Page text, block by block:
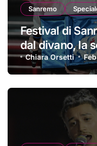
Sanremo
Festival di
dal divano, la
Chiara Orsetti